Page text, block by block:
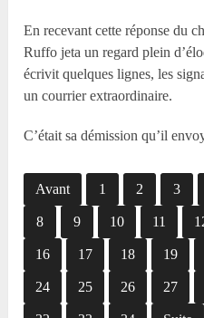
En recevant cette réponse du
Ruffo jeta un regard plein
écrivit quelques lignes, les
un courrier extraordinaire.
C’était sa démission qu’il
Avant 1 2 3
8 9 10 11
16 17 18 19
24 25 26 27